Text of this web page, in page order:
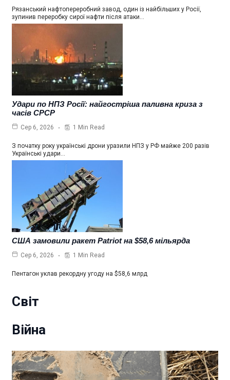
Рязанський нафтопереробний завод, один із найбільших у Росії,
зупинив переробку сирої нафти після атаки…
Удари по НПЗ Росії: найгостріша паливна криза з
часів СРСР
Сер 6, 2026 1 Min Read
З початку року українські дрони уразили НПЗ у РФ майже 200 разів
Українські удари…
США замовили ракет Patriot на $58,6 мільярда
Сер 6, 2026 1 Min Read
Пентагон уклав рекордну угоду на $58,6 млрд
Світ
Війна